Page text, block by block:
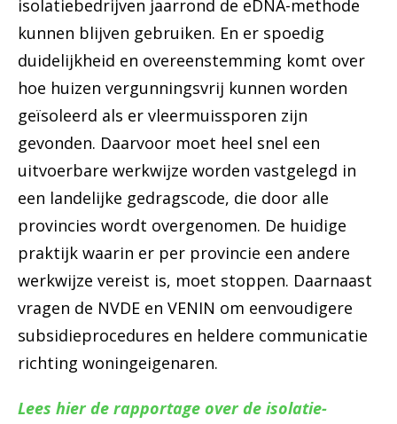
isolatiebedrijven jaarrond de eDNA-methode
kunnen blijven gebruiken. En er spoedig
duidelijkheid en overeenstemming komt over
hoe huizen vergunningsvrij kunnen worden
geïsoleerd als er vleermuissporen zijn
gevonden. Daarvoor moet heel snel een
uitvoerbare werkwijze worden vastgelegd in
een landelijke gedragscode, die door alle
provincies wordt overgenomen. De huidige
praktijk waarin er per provincie een andere
werkwijze vereist is, moet stoppen. Daarnaast
vragen de NVDE en VENIN om eenvoudigere
subsidieprocedures en heldere communicatie
richting woningeigenaren.
Lees hier de rapportage over de isolatie-